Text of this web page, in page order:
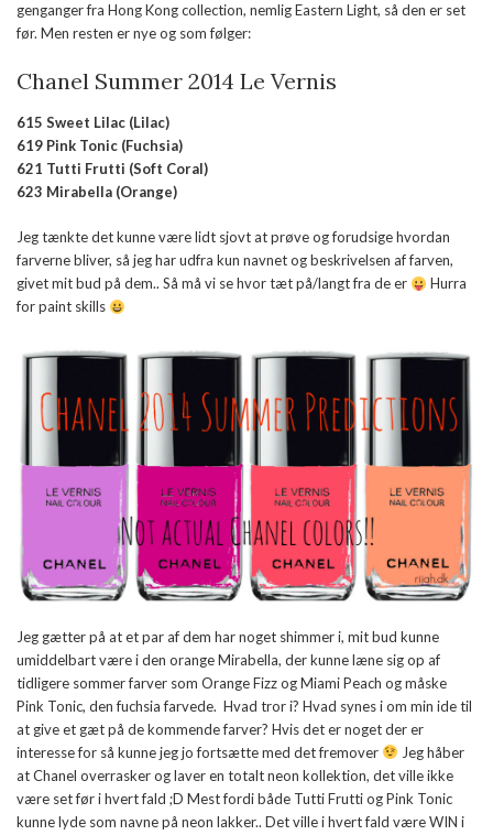
genganger fra Hong Kong collection, nemlig Eastern Light, så den er set
før. Men resten er nye og som følger:
Chanel Summer 2014 Le Vernis
615 Sweet Lilac (Lilac)
619 Pink Tonic (Fuchsia)
621 Tutti Frutti (Soft Coral)
623 Mirabella (Orange)
Jeg tænkte det kunne være lidt sjovt at prøve og forudsige hvordan
farverne bliver, så jeg har udfra kun navnet og beskrivelsen af farven,
givet mit bud på dem.. Så må vi se hvor tæt på/langt fra de er
Hurra
for paint skills
Jeg gætter på at et par af dem har noget shimmer i, mit bud kunne
umiddelbart være i den orange Mirabella, der kunne læne sig op af
tidligere sommer farver som Orange Fizz og Miami Peach og måske
Pink Tonic, den fuchsia farvede. Hvad tror i? Hvad synes i om min ide til
at give et gæt på de kommende farver? Hvis det er noget der er
interesse for så kunne jeg jo fortsætte med det fremover
Jeg håber
at Chanel overrasker og laver en totalt neon kollektion, det ville ikke
være set før i hvert fald ;D Mest fordi både Tutti Frutti og Pink Tonic
kunne lyde som navne på neon lakker.. Det ville i hvert fald være WIN i